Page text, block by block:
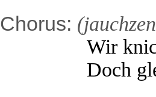
Chorus:
Wir knicken
Doch gleich,